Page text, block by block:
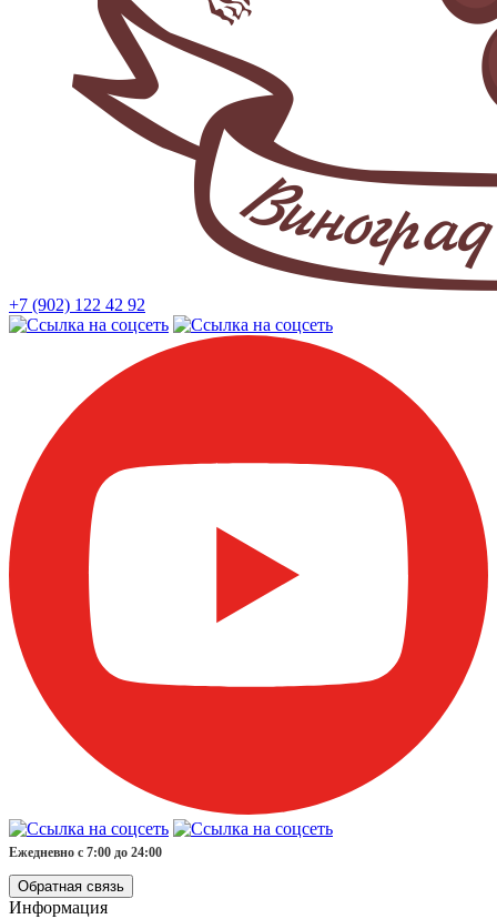
+7 (902) 122 42 92
Ежедневно с 7:00 до 24:00
Обратная связь
Информация